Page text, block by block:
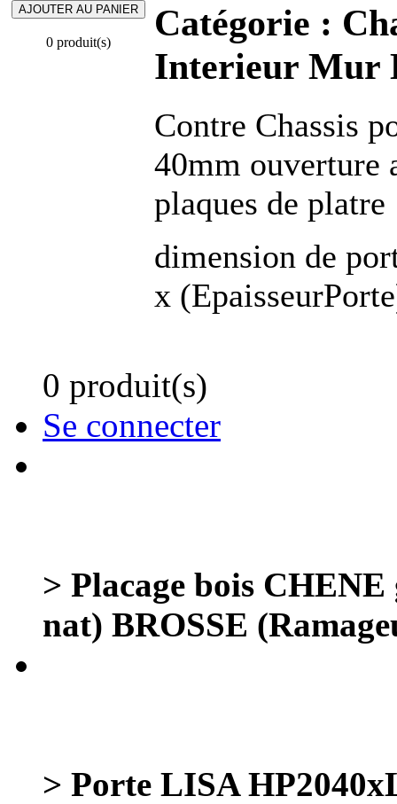
0 produit(s) Catégorie :
Interieur Mur
Contre Chassis
40mm ouverture
plaques de platre
dimension de
x
0 produit(s)
Se connecter
> Placage bois
nat) BROSSE
> Porte LISA